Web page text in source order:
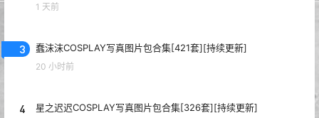
1 天前
3 蠢沫沫COSPLAY写真图片包合集[421套][持续更新]
20 小时前
4 星之迟迟COSPLAY写真图片包合集[326套][持续更新]